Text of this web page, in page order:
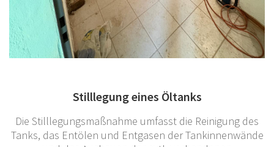
Stilllegung eines Öltanks
Die Stilllegungsmaßnahme umfasst die Reinigung des
Tanks, das Entölen und Entgasen der Tankinnenwände